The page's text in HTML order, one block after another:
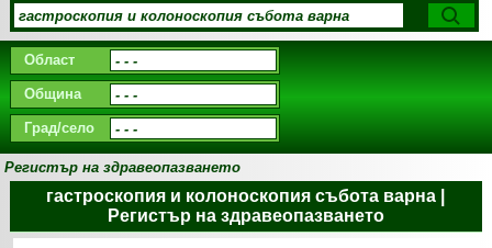
Област
Община
Град/село
Регистър на здравеопазването
гастроскопия и колоноскопия събота варна |
Регистър на здравеопазването